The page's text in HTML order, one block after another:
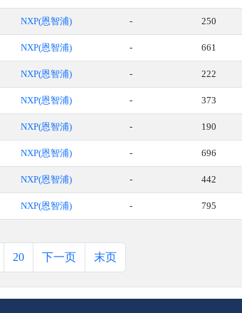
NXP(恩智浦) - 250
NXP(恩智浦) - 661
NXP(恩智浦) - 222
NXP(恩智浦) - 373
NXP(恩智浦) - 190
NXP(恩智浦) - 696
NXP(恩智浦) - 442
NXP(恩智浦) - 795
20 下一页 末页